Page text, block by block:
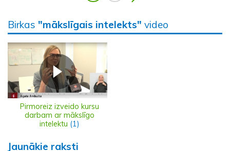
Birkas "mākslīgais intelekts" video
Pirmoreiz izveido kursu
darbam ar mākslīgo
intelektu (1)
Jaunākie raksti